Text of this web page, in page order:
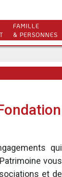
FAMILLE
& PERSONNES
qui
vous
et de